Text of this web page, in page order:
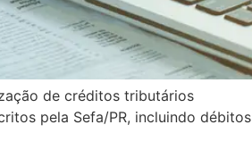
de créditos tributários
pela Sefa/PR, incluindo débitos